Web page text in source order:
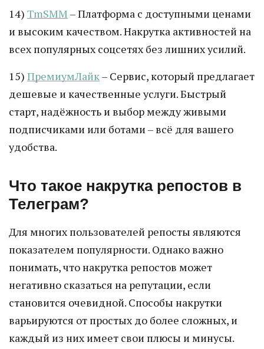
14) TmSMM – Платформа с доступными ценами
и высоким качеством. Накрутка активностей на
всех популярных соцсетях без лишних усилий.
15) ПремиумЛайк– Сервис, который предлагает
дешевые и качественные услуги. Быстрый
старт, надёжность и выбор между живыми
подписчиками или ботами – всё для вашего
удобства.
Что такое накрутка репостов в
Телеграм?
Для многих пользователей репосты являются
показателем популярности. Однако важно
понимать, что накрутка репостов может
негативно сказаться на репутации, если
становится очевидной. Способы накрутки
варьируются от простых до более сложных, и
каждый из них имеет свои плюсы и минусы.